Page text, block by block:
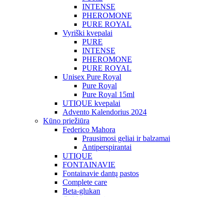
INTENSE
PHEROMONE
PURE ROYAL
Vyriški kvepalai
PURE
INTENSE
PHEROMONE
PURE ROYAL
Unisex Pure Royal
Pure Royal
Pure Royal 15ml
UTIQUE kvepalai
Advento Kalendorius 2024
Kūno priežiūra
Federico Mahora
Prausimosi geliai ir balzamai
Antiperspirantai
UTIQUE
FONTAINAVIE
Fontainavie dantų pastos
Complete care
Beta-glukan